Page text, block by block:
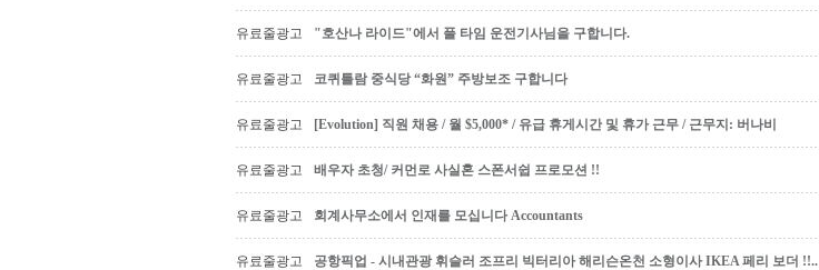
유료줄광고 "호산나 라이드"에서 풀 타임 운전기사님을 구합니다.
유료줄광고 코퀴틀람 중식당 “화원” 주방보조 구합니다
유료줄광고 [Evolution] 직원 채용 / 월 $5,000* / 유급 휴게시간 및 휴가 근무 / 근무지: 버나비
유료줄광고 배우자 초청/ 커먼로 사실혼 스폰서쉽 프로모션 !!
유료줄광고 회계사무소에서 인재를 모십니다 Accountants
유료줄광고 공항픽업 - 시내관광 휘슬러 조프리 빅터리아 해리슨온천 소형이사 IKEA 페리 보더 !!..